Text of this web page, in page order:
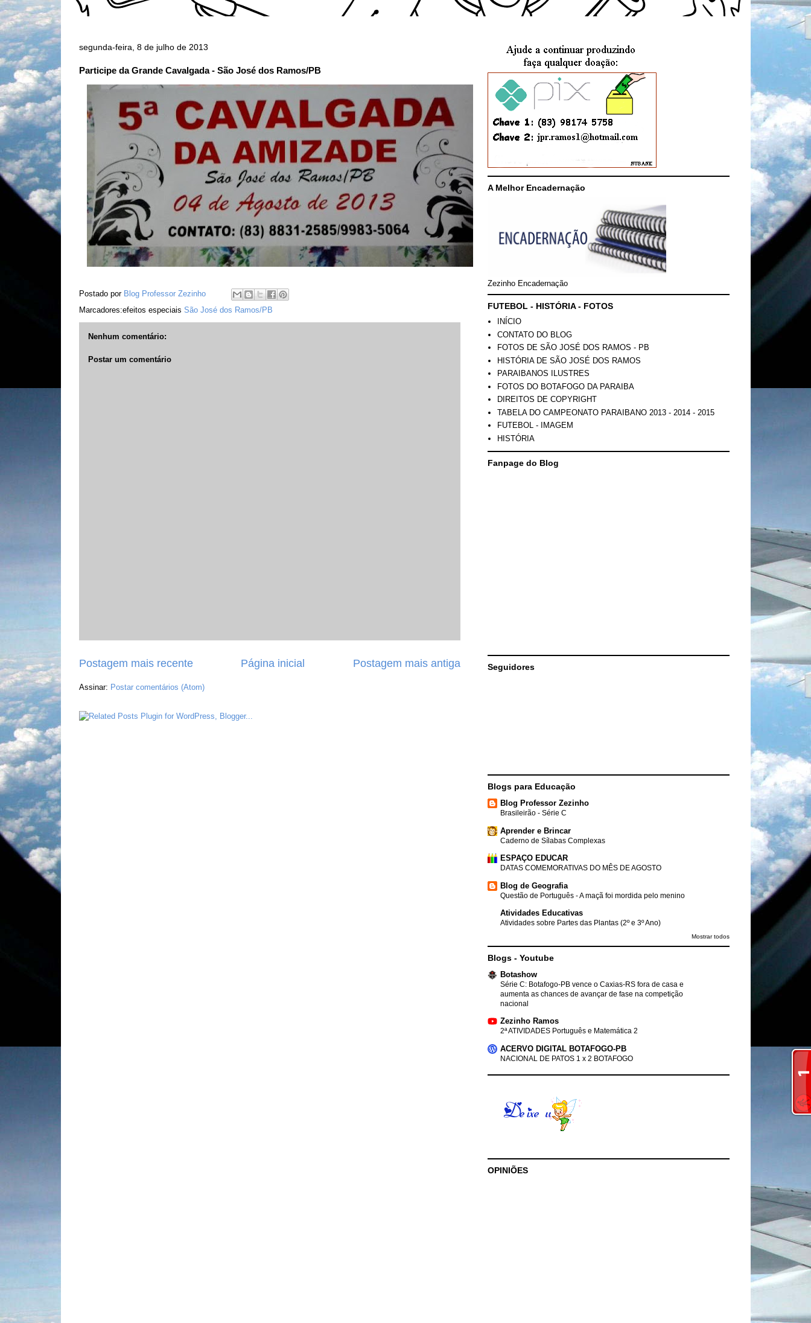
segunda-feira, 8 de julho de 2013
Participe da Grande Cavalgada - São José dos Ramos/PB
Postado por Blog Professor Zezinho
Marcadores:efeitos especiais São José dos Ramos/PB
Nenhum comentário:
Postar um comentário
Postagem mais recente Postagem mais antiga
Página inicial
Assinar: Postar comentários (Atom)
A Melhor Encadernação
Zezinho Encadernação
FUTEBOL - HISTÓRIA - FOTOS
INÍCIO
CONTATO DO BLOG
FOTOS DE SÃO JOSÉ DOS RAMOS - PB
HISTÓRIA DE SÃO JOSÉ DOS RAMOS
PARAIBANOS ILUSTRES
FOTOS DO BOTAFOGO DA PARAIBA
DIREITOS DE COPYRIGHT
TABELA DO CAMPEONATO PARAIBANO 2013 - 2014 - 2015
FUTEBOL - IMAGEM
HISTÓRIA
Fanpage do Blog
Seguidores
Blogs para Educação
Blog Professor Zezinho
Brasileirão - Série C
Aprender e Brincar
Caderno de Sílabas Complexas
ESPAÇO EDUCAR
DATAS COMEMORATIVAS DO MÊS DE AGOSTO
Blog de Geografia
Questão de Português - A maçã foi mordida pelo menino
Atividades Educativas
Atividades sobre Partes das Plantas (2º e 3º Ano)
Mostrar todos
Blogs - Youtube
Botashow
Série C: Botafogo-PB vence o Caxias-RS fora de casa e
aumenta as chances de avançar de fase na competição
nacional
Zezinho Ramos
2ª ATIVIDADES Português e Matemática 2
ACERVO DIGITAL BOTAFOGO-PB
NACIONAL DE PATOS 1 x 2 BOTAFOGO
OPINIÕES